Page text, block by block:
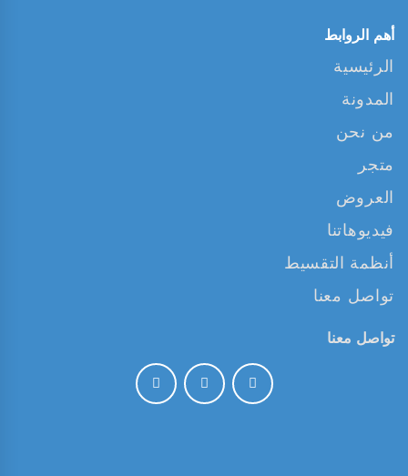
أهم الروابط
الرئيسية
المدونة
من نحن
متجر
العروض
فيديوهاتنا
أنظمة التقسيط
تواصل معنا
تواصل معنا